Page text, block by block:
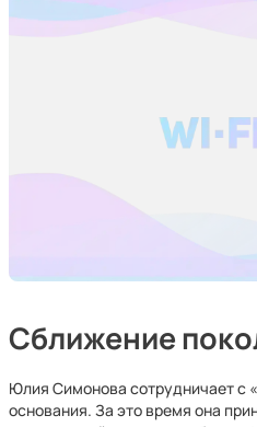
Сближение
Юлия Симонова сотрудничает с
основания. За это время она